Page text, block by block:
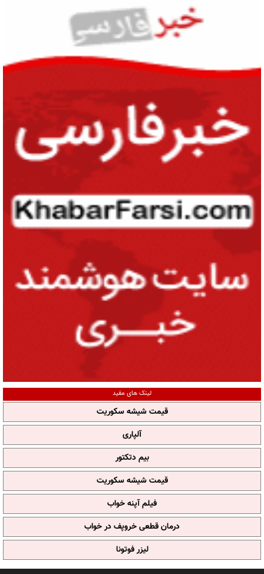
لینک های مفید
قیمت شیشه سکوریت
آلپاری
بیم دتکتور
قیمت شیشه سکوریت
فیلم آپنه خواب
درمان قطعی خروپف در خواب
لیزر فوتونا